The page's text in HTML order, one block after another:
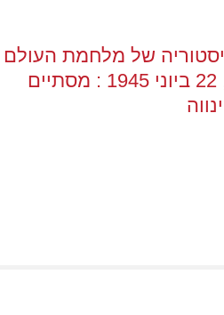
של מלחמת העולם
השנייה , 22 ביוני 1945 : מסתיים